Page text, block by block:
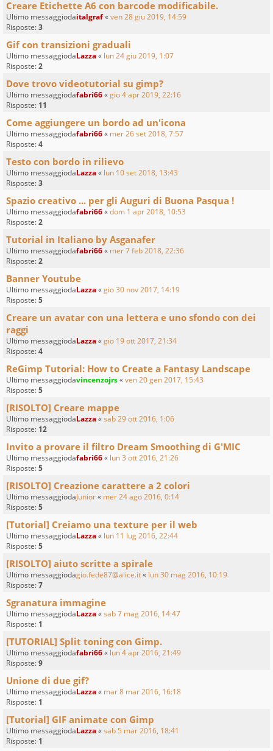
Creare Etichette A6 con barcode modificabile.
Ultimo messaggiodaitalgraf«ven 28 giu 2019, 14:59
Risposte:3
Gif con transizioni graduali
Ultimo messaggiodaLazza« lun 24 giu 2019, 1:07
Risposte:2
Dove trovo videotutorial su gimp?
Ultimo messaggiodafabri66«gio 4 apr 2019, 22:16
Risposte: 11
Come aggiungere un bordo ad un'icona
Ultimo messaggiodafabri66« mer 26 set 2018, 7:57
Risposte:4
Testo con bordo in rilievo
Ultimo messaggiodaLazza« lun 10 set 2018, 13:43
Risposte:3
Spazio creativo ... per gli Auguri di Buona Pasqua !
Ultimo messaggiodafabri66«dom 1 apr 2018, 10:53
Risposte:2
Tutorial in Italiano by Asganafer
Ultimo messaggiodafabri66« mer 7 feb 2018, 22:36
Risposte:2
Banner Youtube
Ultimo messaggiodaLazza«gio 30 nov 2017, 14:19
Risposte:5
Creare un avatar con una lettera e uno sfondo con dei
raggi
Ultimo messaggiodaLazza«gio 19 ott 2017, 21:34
Risposte:4
ReGimp Tutorial: How to Create a Fantasy Landscape
Ultimo messaggiodavincenzojrs«ven 20 gen 2017, 15:43
Risposte:5
[RISOLTO] Creare mappe
Ultimo messaggiodaLazza«sab 29 ott 2016, 1:06
Risposte: 12
Invito a provare il filtro Dream Smoothing di G'MIC
Ultimo messaggiodafabri66« lun 3 ott 2016, 21:26
Risposte:5
[RISOLTO] Creazione carattere a 2 colori
Ultimo messaggiodaJunior« mer 24 ago 2016, 0:14
Risposte:5
[Tutorial] Creiamo una texture per il web
Ultimo messaggiodaLazza« lun 11 lug 2016, 22:44
Risposte:5
[RISOLTO] aiuto scritte a spirale
Ultimo messaggiodagio.fede87@alice.it« lun 30 mag 2016, 10:19
Risposte:7
Sgranatura immagine
Ultimo messaggiodaLazza«sab 7 mag 2016, 14:47
Risposte: 1
[TUTORIAL] Split toning con Gimp.
Ultimo messaggiodafabri66« lun 4 apr 2016, 21:49
Risposte:9
Unione di due gif?
Ultimo messaggiodaLazza« mar 8 mar 2016, 16:18
Risposte: 1
[Tutorial] GIF animate con Gimp
Ultimo messaggiodaLazza«sab 5 mar 2016, 18:41
Risposte: 1